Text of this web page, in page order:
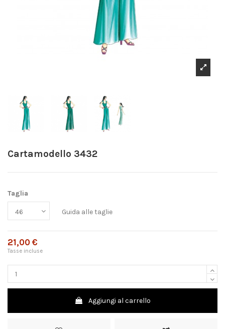
Cartamodello 3432
Taglia
Guida alle taglie
21,00 €
Tasse incluse
Aggiungi al carrello